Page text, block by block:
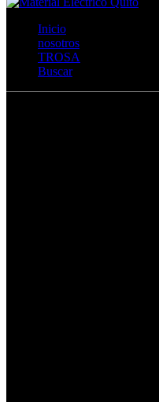
Inicio
nosotros
TROSA
Buscar